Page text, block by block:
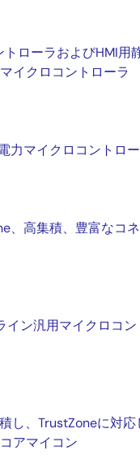
ローラおよびHMI用
イクロコントローラ
力マイクロコントロ
、高集積、豊富なコ
ン汎用マイクロコン
し、TrustZoneに対応
アマイコン